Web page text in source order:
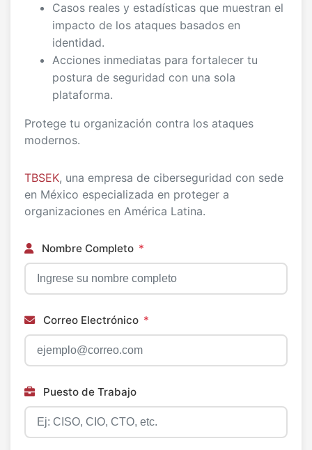
Casos reales y estadísticas que muestran el
impacto de los ataques basados en
identidad.
Acciones inmediatas para fortalecer tu
postura de seguridad con una sola
plataforma.
Protege tu organización contra los ataques
modernos.
TBSEK, una empresa de ciberseguridad con sede
en México especializada en proteger a
organizaciones en América Latina.
Nombre Completo *
Correo Electrónico *
Puesto de Trabajo